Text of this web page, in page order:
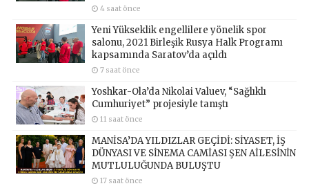
4 saat önce
Yeni Yükseklik engellilere yönelik spor
salonu, 2021 Birleşik Rusya Halk Programı
kapsamında Saratov’da açıldı
7 saat önce
Yoshkar-Ola’da Nikolai Valuev, “Sağlıklı
Cumhuriyet” projesiyle tanıştı
11 saat önce
MANİSA’DA YILDIZLAR GEÇİDİ: SİYASET, İŞ
DÜNYASI VE SİNEMA CAMİASI ŞEN AİLESİNİN
MUTLULUĞUNDA BULUŞTU
17 saat önce